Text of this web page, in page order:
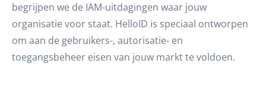
begrijpen we de IAM-uitdagingen waar jouw
organisatie voor staat. HelloID is speciaal ontworpen
om aan de gebruikers-, autorisatie- en
toegangsbeheer eisen van jouw markt te voldoen.